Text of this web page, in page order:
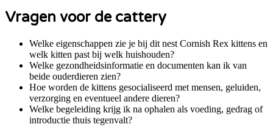
Vragen voor de cattery
Welke eigenschappen zie je bij dit nest Cornish Rex kittens en
welk kitten past bij welk huishouden?
Welke gezondheidsinformatie en documenten kan ik van
beide ouderdieren zien?
Hoe worden de kittens gesocialiseerd met mensen, geluiden,
verzorging en eventueel andere dieren?
Welke begeleiding krijg ik na ophalen als voeding, gedrag of
introductie thuis tegenvalt?